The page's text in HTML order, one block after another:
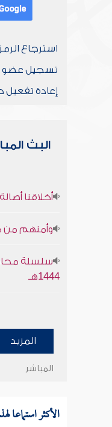
استرجاع
تسجيل عضو
إعادة
البث
أخلاقنا
وأمنهم من
سلسلة
1444هـ
المزيد
المباشر
الأكثر استماعا